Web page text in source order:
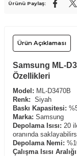
Ürünü Paylaş:
Ürün Açıklaması
Samsung ML-
Özellikleri
Model: ML-D3470B
Renk: Siyah
Baskı Kapasitesi:
Marka: Samsung
Depolama Isısı: 20
oranında
Depolama Nemi:
Çalışma Isısı